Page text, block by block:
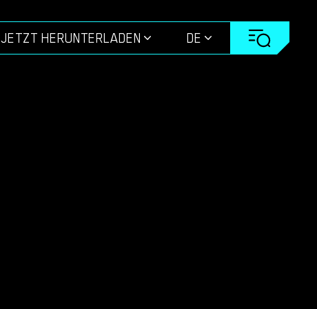
JETZT HERUNTERLADEN DE